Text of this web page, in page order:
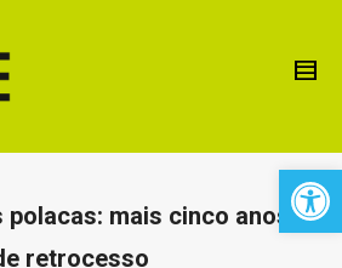
mais cinco anos
retrocesso